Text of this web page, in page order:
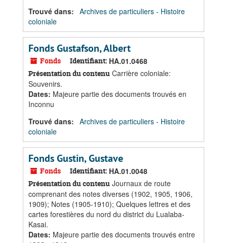
Trouvé dans: Archives de particuliers - Histoire
coloniale
Fonds Gustafson, Albert
Fonds Identifiant: HA.01.0468
Présentation du contenu Carrière coloniale:
Souvenirs.
Dates: Majeure partie des documents trouvés en
Inconnu
Trouvé dans: Archives de particuliers - Histoire
coloniale
Fonds Gustin, Gustave
Fonds Identifiant: HA.01.0048
Présentation du contenu Journaux de route
comprenant des notes diverses (1902, 1905, 1906,
1909); Notes (1905-1910); Quelques lettres et des
cartes forestières du nord du district du Lualaba-
Kasai.
Dates: Majeure partie des documents trouvés entre